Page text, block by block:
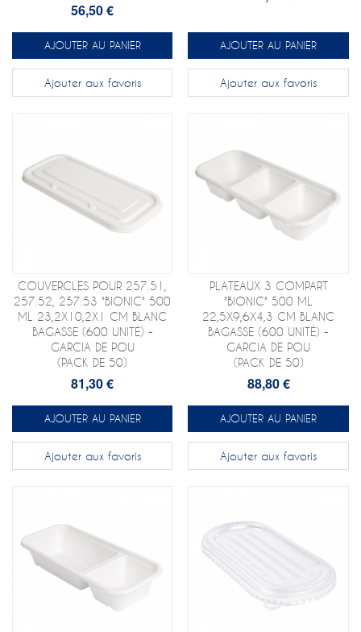
56,50 €
AJOUTER AU PANIER
Ajouter aux favoris
AJOUTER AU PANIER
Ajouter aux favoris
COUVERCLES POUR 257.51,
257.52, 257.53 "BIONIC" 500
ML 23,2X10,2X1 CM BLANC
BAGASSE (600 UNITÉ) -
GARCIA DE POU
(PACK DE 50)
81,30 €
AJOUTER AU PANIER
Ajouter aux favoris
PLATEAUX 3 COMPART
"BIONIC" 500 ML
22,5X9,6X4,3 CM BLANC
BAGASSE (600 UNITÉ) -
GARCIA DE POU
(PACK DE 50)
88,80 €
AJOUTER AU PANIER
Ajouter aux favoris